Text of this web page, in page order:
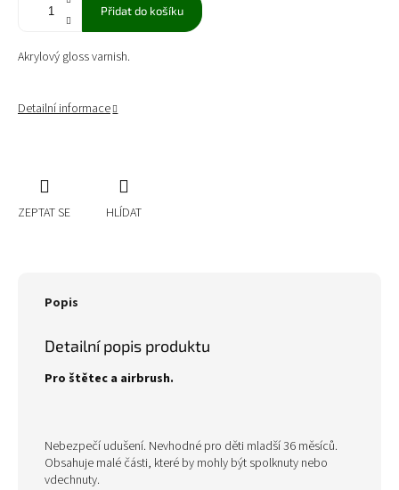
Přidat do košíku
Akrylový gloss varnish.
Detailní informace
ZEPTAT SE HLÍDAT
Popis
Detailní popis produktu
Pro štětec a airbrush.
Nebezpečí udušení. Nevhodné pro děti mladší 36 měsíců.
Obsahuje malé části, které by mohly být spolknuty nebo
vdechnuty.